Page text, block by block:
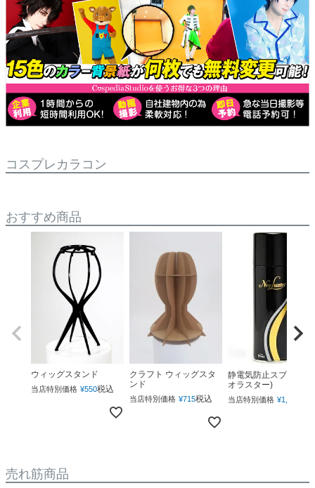
コスプレカラコン
おすすめ商品
ウィッグスタンド
当店特別価格 ¥550税込
クラフト ウィッグスタ
ンド
当店特別価格 ¥715税込
静電気防止スプレー(ネ
オラスター)
当店特別価格 ¥1,760
売れ筋商品